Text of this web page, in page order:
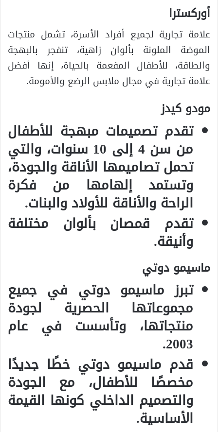
أوركسترا
علامة تجارية لجميع أفراد الأسرة، تشمل منتجات
الموضة الملونة بألوان زاهية، تنفجر بالبهجة
والطاقة، للأطفال المفعمة بالحياة، إنها أفضل
علامة تجارية في مجال ملابس الرضع والأمومة.
مودو كيدز
تقدم تصميمات مبهجة للأطفال
من سن 4 إلى 10 سنوات، والتي
تحمل تصاميمها الأناقة والجودة،
وتستمد إلهامها من فكرة
الراحة والأناقة للأولاد والبنات.
تقدم قمصان بألوان مختلفة
وأنيقة.
ماسيمو دوتي
تبرز ماسيمو دوتي في جميع
مجموعاتها الحصرية لجودة
منتجاتها، وتأسست في عام
2003.
قدم ماسيمو دوتي خطًا جديدًا
مخصصًا للأطفال، مع الجودة
والتصميم الداخلي كونها القيمة
الأساسية.